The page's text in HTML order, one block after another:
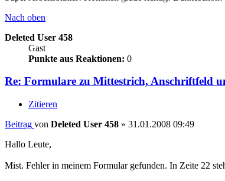
Nach oben
Deleted User 458
Gast
Punkte aus Reaktionen: 0
Re: Formulare zu Mittestrich, Anschriftfeld
Zitieren
Beitrag von Deleted User 458 » 31.01.2008 09:49
Hallo Leute,
Mist. Fehler in meinem Formular gefunden. In Zeite 22